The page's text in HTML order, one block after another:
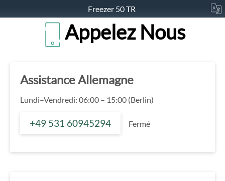
Freezer 50 TR
Appelez Nous
Assistance Allemagne
Lundi–Vendredi: 06:00 – 15:00 (Berlin)
+49 531 60945294 Fermé